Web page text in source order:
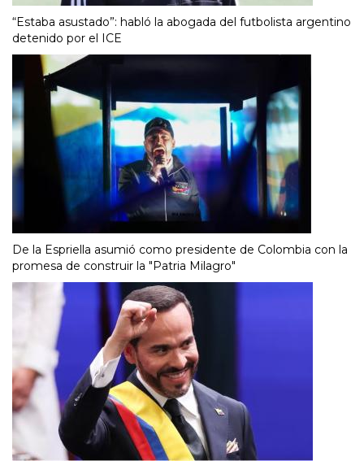
“Estaba asustado”: habló la abogada del futbolista argentino
detenido por el ICE
De la Espriella asumió como presidente de Colombia con la
promesa de construir la "Patria Milagro"